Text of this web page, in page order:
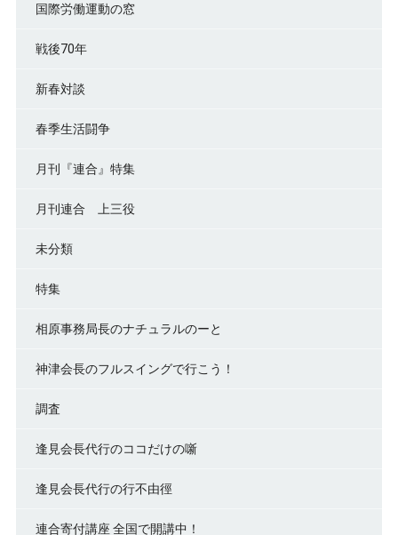
国際労働運動の窓
戦後70年
新春対談
春季生活闘争
月刊『連合』特集
月刊連合 上三役
未分類
特集
相原事務局長のナチュラルのーと
神津会長のフルスイングで行こう！
調査
逢見会長代行のココだけの噺
逢見会長代行の行不由徑
連合寄付講座 全国で開講中！